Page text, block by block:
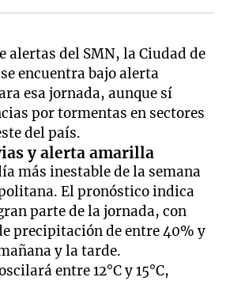
alertas del SMN, la Ciudad de
encuentra bajo alerta
esa jornada, aunque sí
por tormentas en sectores
del país.
y alerta amarilla
más inestable de la semana
El pronóstico indica
parte de la jornada, con
precipitación de entre 40% y
y la tarde.
entre 12°C y 15°C,